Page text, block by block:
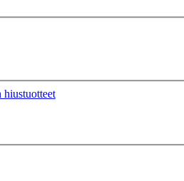
hiustuotteet